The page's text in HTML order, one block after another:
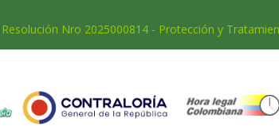
Resolución Nro 2025000814 - Protección y